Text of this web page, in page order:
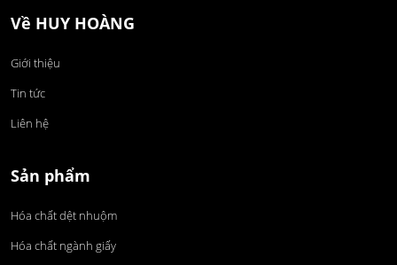
Về HUY HOÀNG
Giới thiệu
Tin tức
Liên hệ
Sản phẩm
Hóa chất dệt nhuộm
Hóa chất ngành giấy